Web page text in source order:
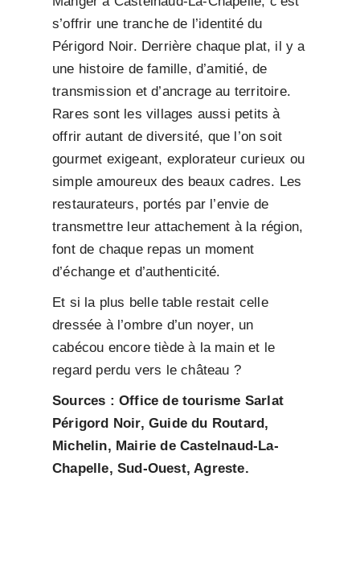
s’offrir une tranche de l’identité du
Périgord Noir. Derrière chaque plat, il y a
une histoire de famille, d’amitié, de
transmission et d’ancrage au territoire.
Rares sont les villages aussi petits à
offrir autant de diversité, que l’on soit
gourmet exigeant, explorateur curieux ou
simple amoureux des beaux cadres. Les
restaurateurs, portés par l’envie de
transmettre leur attachement à la région,
font de chaque repas un moment
d’échange et d’authenticité.
Et si la plus belle table restait celle
dressée à l’ombre d’un noyer, un
cabécou encore tiède à la main et le
regard perdu vers le château ?
Sources : Office de tourisme Sarlat
Périgord Noir, Guide du Routard,
Michelin, Mairie de Castelnaud-La-
Chapelle, Sud-Ouest, Agreste.